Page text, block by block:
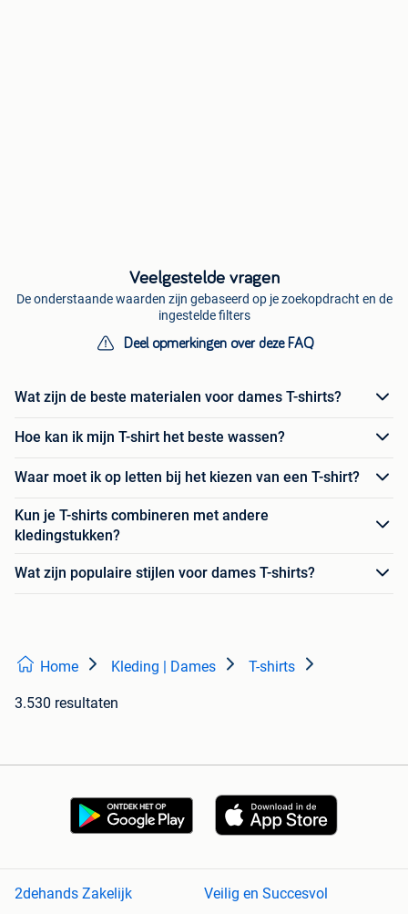
Veelgestelde vragen
De onderstaande waarden zijn gebaseerd op je zoekopdracht en de
ingestelde filters
Deel opmerkingen over deze FAQ
Wat zijn de beste materialen voor dames T-shirts?
Hoe kan ik mijn T-shirt het beste wassen?
Waar moet ik op letten bij het kiezen van een T-shirt?
Kun je T-shirts combineren met andere
kledingstukken?
Wat zijn populaire stijlen voor dames T-shirts?
Home Kleding | Dames T-shirts
3.530 resultaten
2dehands Zakelijk Veilig en Succesvol